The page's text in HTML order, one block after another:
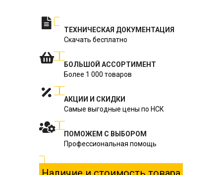
ТЕХНИЧЕСКАЯ ДОКУМЕНТАЦИЯ
Скачать бесплатно
БОЛЬШОЙ АССОРТИМЕНТ
Более 1 000 товаров
АКЦИИ И СКИДКИ
Самые выгодные цены по НСК
ПОМОЖЕМ С ВЫБОРОМ
Профессиональная помощь